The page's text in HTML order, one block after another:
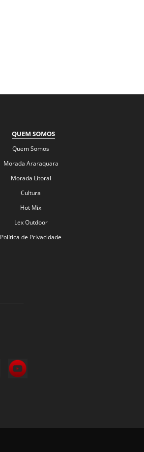
QUEM SOMOS
Quem Somos
Morada Araraquara
Morada Litoral
Cultura
Hot Mix
Lex Outdoor
Política de Privacidade